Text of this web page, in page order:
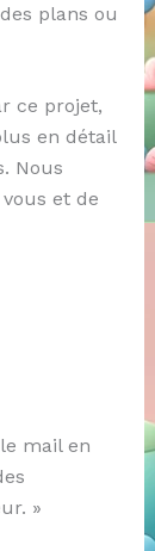
plans ou
ce projet,
en détail
Nous
et de
mail en
»